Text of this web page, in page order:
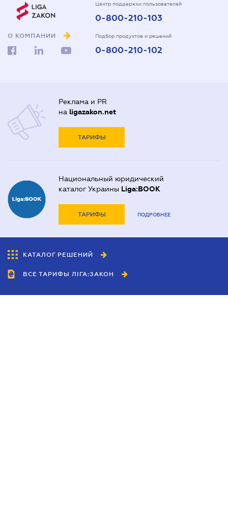
О КОМПАНИИ
Центр поддержки пользователей
0-800-210-103
Подбор продуктов и решений
0-800-210-102
Реклама и PR
на ligazakon.net
ТАРИФЫ
Национальный юридический
каталог Украины Liga:BOOK
ТАРИФЫ ПОДРОБНЕЕ
КАТАЛОГ РЕШЕНИЙ
ВСЕ ТАРИФЫ ЛІГА:ЗАКОН